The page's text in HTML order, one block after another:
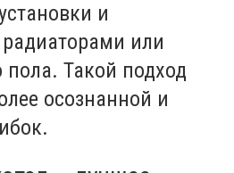
и
или
пола. Такой подход
осознанной и